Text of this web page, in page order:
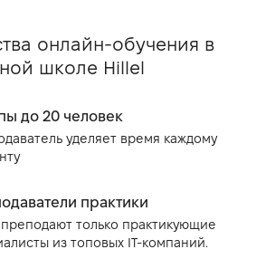
онлайн-обучения в
школе Hillel
до 20 человек
уделяет время каждому
практики
преподают только практикующие
из топовых IT-компаний.